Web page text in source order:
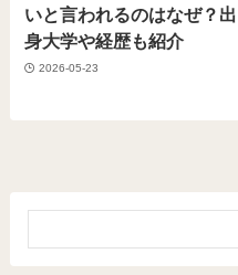
いと言われるのはなぜ？出
身大学や経歴も紹介
2026-05-23